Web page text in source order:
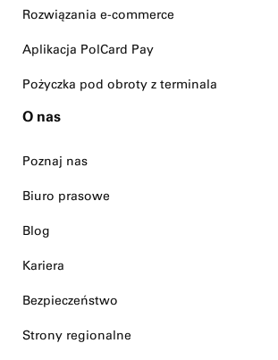
Rozwiązania e-commerce
Aplikacja PolCard Pay
Pożyczka pod obroty z terminala
O nas
Poznaj nas
Biuro prasowe
Blog
Kariera
Bezpieczeństwo
Strony regionalne